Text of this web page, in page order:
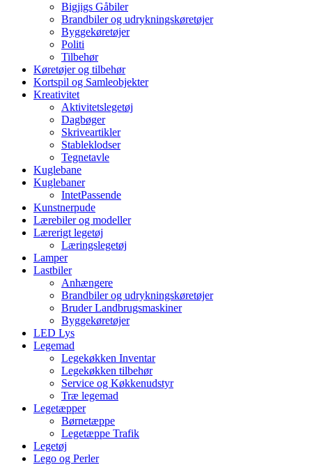
Bigjigs Gåbiler
Brandbiler og udrykningskøretøjer
Byggekøretøjer
Politi
Tilbehør
Køretøjer og tilbehør
Kortspil og Samleobjekter
Kreativitet
Aktivitetslegetøj
Dagbøger
Skriveartikler
Stableklodser
Tegnetavle
Kuglebane
Kuglebaner
IntetPassende
Kunstnerpude
Lærebiler og modeller
Lærerigt legetøj
Læringslegetøj
Lamper
Lastbiler
Anhængere
Brandbiler og udrykningskøretøjer
Bruder Landbrugsmaskiner
Byggekøretøjer
LED Lys
Legemad
Legekøkken Inventar
Legekøkken tilbehør
Service og Køkkenudstyr
Træ legemad
Legetæpper
Børnetæppe
Legetæppe Trafik
Legetøj
Lego og Perler